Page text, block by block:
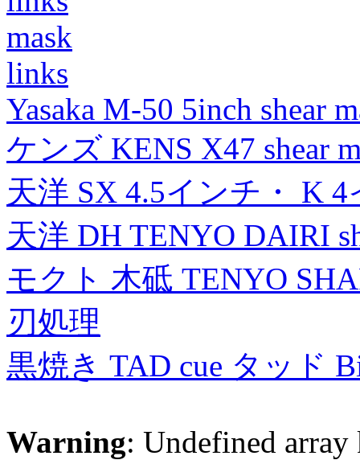
mask
links
Yasaka M-50 5inch shear
ケンズ KENS X47 shear
天洋 SX 4.5インチ・ K
天洋 DH TENYO DAIRI
モクト 木砥 TENYO
刃処理
黒焼き TAD cue タッド
Warning: Undefined